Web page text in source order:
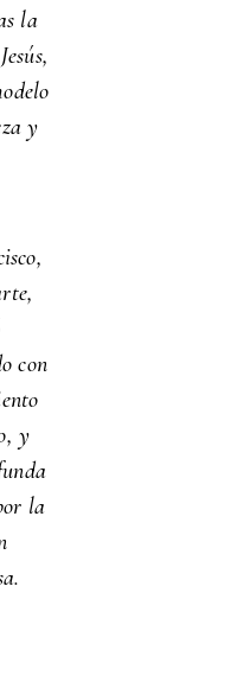
la
y
con
y
la